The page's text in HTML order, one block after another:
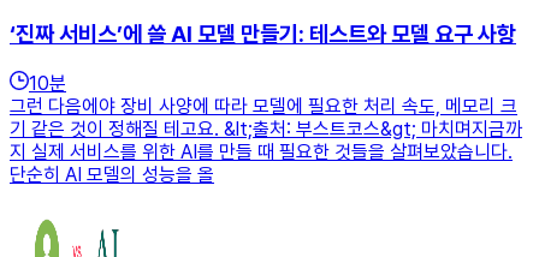
‘진짜 서비스’에 쓸 AI 모델 만들기: 테스트와 모델 요구 사항
10분
그런 다음에야 장비 사양에 따라 모델에 필요한 처리 속도, 메모리 크
기 같은 것이 정해질 테고요. &lt;출처: 부스트코스&gt; 마치며지금까
지 실제 서비스를 위한 AI를 만들 때 필요한 것들을 살펴보았습니다.
단순히 AI 모델의 성능을 올